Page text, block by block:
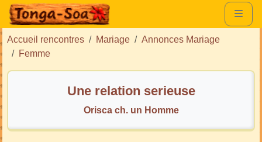
Accueil rencontres Mariage
Annonces Mariage
Femme
Une relation serieuse
Orisca ch. un Homme